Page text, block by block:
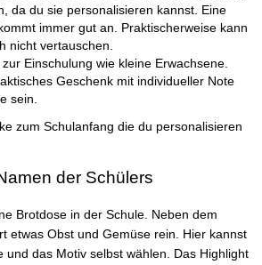
da du sie personalisieren kannst. Eine
immer gut an. Praktischerweise kann
nicht vertauschen.
Einschulung wie kleine Erwachsene.
Geschenk mit individueller Note
sein.
zum Schulanfang die du personalisieren
der Schülers
Brotdose in der Schule. Neben dem
etwas Obst und Gemüse rein. Hier kannst
und das Motiv selbst wählen. Das Highlight